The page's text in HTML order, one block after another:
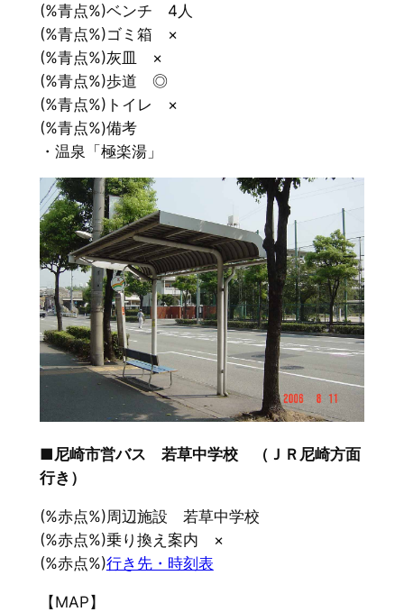
(%青点%)ベンチ 4人
(%青点%)ゴミ箱 ×
(%青点%)灰皿 ×
(%青点%)歩道 ◎
(%青点%)トイレ ×
(%青点%)備考
・温泉「極楽湯」
■尼崎市営バス 若草中学校 （ＪＲ尼崎方面
行き）
(%赤点%)周辺施設 若草中学校
(%赤点%)乗り換え案内 ×
(%赤点%)行き先・時刻表
【MAP】